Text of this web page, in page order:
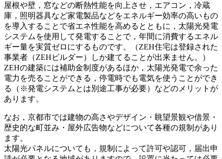
屋根や壁，窓などの断熱性能を向上させ，エアコン，冷蔵
庫，照明器具など家電製品などをエネルギー効率の高いもの
を導入することで省エネ性能を高めるとともに，太陽光発電
システムを使用して発電することで，年間に消費するエネル
ギー量を実質ゼロにするものです。（ZEH住宅は登録された
事業者（ZEHビルダー）しか建てることが出来ません。）
ZEHの建築には補助金制度があるほか，太陽光発電で余った
電力を売ることができる，停電時でも電気を使うことができ
る（※発電システムとは別途工事が必要）などのメリットが
あります。
なお，京都市では建物の高さやデザイン・眺望景観や借景・
歴史的な町並み・屋外広告物などについて各種の規制があり
ます。
太陽光パネルについても，規制によって許可や認可，届出申